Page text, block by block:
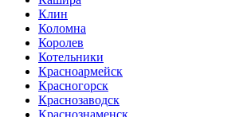
Клин
Коломна
Королев
Котельники
Красноармейск
Красногорск
Краснозаводск
Краснознаменск